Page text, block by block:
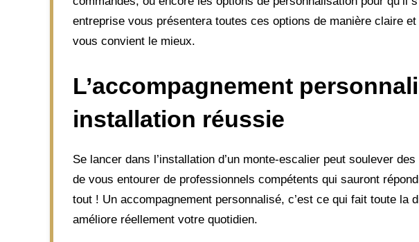
entreprise vous présentera toutes ces options de manière claire
vous convient le mieux.
L’accompagnement
installation réussie
Se lancer dans l’installation d’un monte-escalier peut soulever
de vous entourer de professionnels compétents qui sauront
tout ! Un accompagnement personnalisé, c’est ce qui fait toute
améliore réellement votre quotidien.